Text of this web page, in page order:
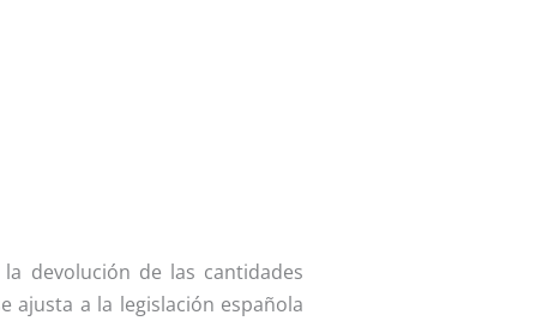
devolución de las cantidades
ajusta a la legislación española